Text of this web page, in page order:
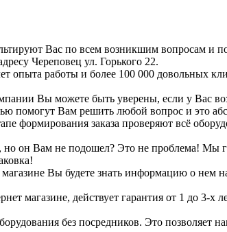
Вас по всем возникшим вопросам и
Череповец ул. Горького 22.
опыта работы и более 100 000 довольных
Вы можете быть уверены, если у Вас
помогут Вам решить любой вопрос и это
формирования заказа проверяют всё
он Вам не подошел? Это не проблема! Мы
Вы будете знать информацию о нем
магазине, действует гарантия от 1 до 3-
без посредников. Это позволяет